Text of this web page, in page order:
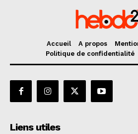
Accueil A propos
Politique de confidentialité
Liens utiles